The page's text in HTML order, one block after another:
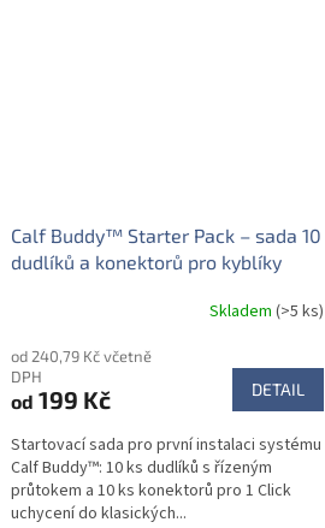
Calf Buddy™ Starter Pack – sada 10
dudlíků a konektorů pro kyblíky
Skladem (>5 ks)
od 240,79 Kč včetně
DPH
od 199 Kč DETAIL
Startovací sada pro první instalaci systému
Calf Buddy™: 10 ks dudlíků s řízeným
průtokem a 10 ks konektorů pro 1 Click
uchycení do klasických...